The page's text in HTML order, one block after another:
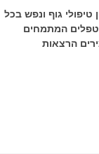
גוף ונפש בכל
המתמחים
הרצאות